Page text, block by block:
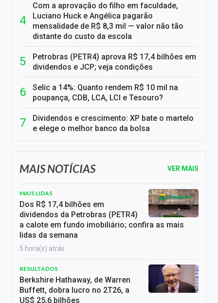
Com a aprovação do filho em faculdade,
Luciano Huck e Angélica pagarão
mensalidade de R$ 8,3 mil — valor não tão
distante do custo da escola
Petrobras (PETR4) aprova R$ 17,4 bilhões em
dividendos e JCP; veja condições
Selic a 14%: Quanto rendem R$ 10 mil na
poupança, CDB, LCA, LCI e Tesouro?
Dividendos e crescimento: XP bate o martelo
e elege o melhor banco da bolsa
MAIS NOTÍCIAS VER MAIS
MAIS LIDAS
Dos R$ 17,4 bilhões em
dividendos da Petrobras (PETR4)
a calote em fundo imobiliário; confira as mais
lidas da semana
5 hora(s) atrás
RESULTADOS
Berkshire Hathaway, de Warren
Buffett, dobra lucro no 2T26, a
US$ 25,6 bilhões